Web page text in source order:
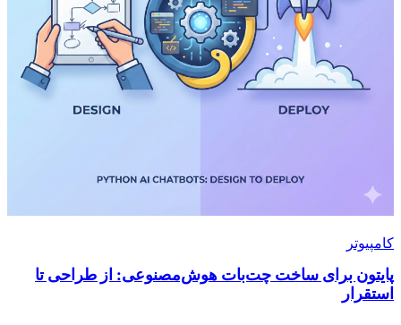
کامپیوتر
پایتون برای ساخت چت‌بات هوش‌مصنوعی: از طراحی تا
استقرار